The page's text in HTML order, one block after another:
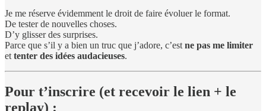
Je me réserve évidemment le droit de faire évoluer le format.
De tester de nouvelles choses.
D’y glisser des surprises.
Parce que s’il y a bien un truc que j’adore, c’est ne pas me limiter
et tenter des idées audacieuses.
Pour t’inscrire (et recevoir le lien + le
replay) :